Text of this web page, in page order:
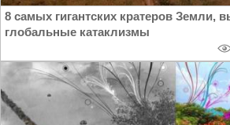
8 самых гигантских кратеров Земли,
глобальные катаклизмы